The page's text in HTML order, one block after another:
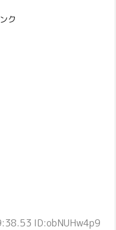
ク
ID:obNUHw4p9